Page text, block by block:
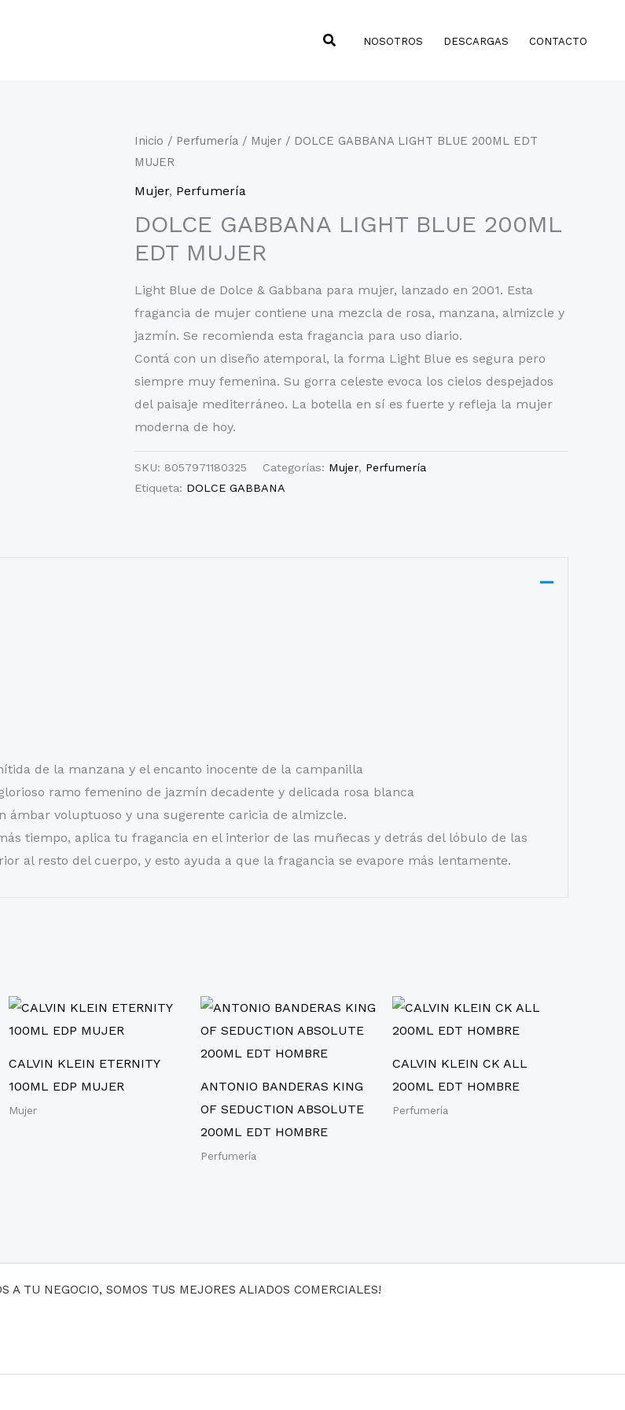
BuscarNOSOTROS DESCARGAS CONTACTO
Inicio / Perfumería / Mujer / DOLCE GABBANA LIGHT BLUE 200ML EDT
MUJER
Mujer, Perfumería
DOLCE GABBANA LIGHT BLUE 200ML
EDT MUJER
Light Blue de Dolce & Gabbana para mujer, lanzado en 2001. Esta
fragancia de mujer contiene una mezcla de rosa, manzana, almizcle y
jazmín. Se recomienda esta fragancia para uso diario.
Contá con un diseño atemporal, la forma Light Blue es segura pero
siempre muy femenina. Su gorra celeste evoca los cielos despejados
del paisaje mediterráneo. La botella en sí es fuerte y refleja la mujer
moderna de hoy.
SKU: 8057971180325 Categorías: Mujer, Perfumería
Etiqueta: DOLCE GABBANA
de la manzana y el encanto inocente de la campanilla
ramo femenino de jazmín decadente y delicada rosa blanca
ámbar voluptuoso y una sugerente caricia de almizcle.
tiempo, aplica tu fragancia en el interior de las muñecas y detrás del lóbulo de las
al resto del cuerpo, y esto ayuda a que la fragancia se evapore más lentamente.
CALVIN KLEIN ETERNITY
100ML EDP MUJER
Mujer
ANTONIO BANDERAS KING
OF SEDUCTION ABSOLUTE
200ML EDT HOMBRE
Perfumería
CALVIN KLEIN CK ALL
200ML EDT HOMBRE
Perfumería
A TU NEGOCIO, SOMOS TUS MEJORES ALIADOS COMERCIALES!